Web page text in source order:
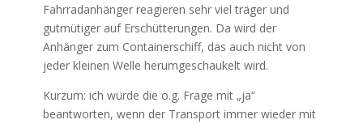
Fahrradanhänger reagieren sehr viel träger und
gutmütiger auf Erschütterungen. Da wird der
Anhänger zum Containerschiff, das auch nicht von
jeder kleinen Welle herumgeschaukelt wird.
Kurzum: ich würde die o.g. Frage mit „ja“
beantworten, wenn der Transport immer wieder mit